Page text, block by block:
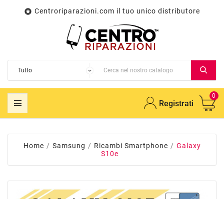
 Centroriparazioni.com il tuo unico distributore
Registrati
0
Home Samsung Ricambi Smartphone
Galaxy
S10e